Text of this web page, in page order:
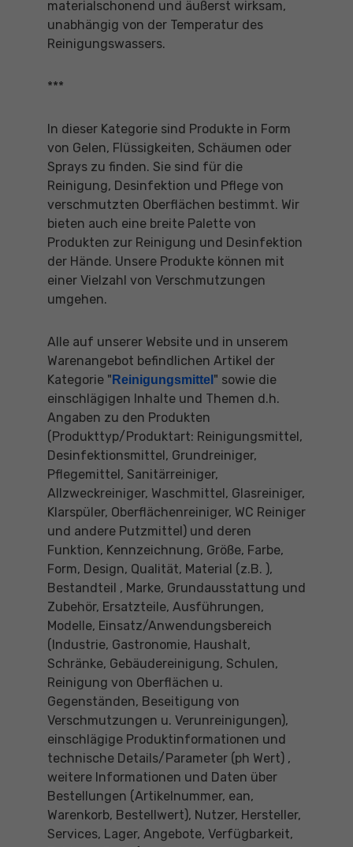
materialschonend und äußerst wirksam,
unabhängig von der Temperatur des
Reinigungswassers.
***
In dieser Kategorie sind Produkte in Form
von Gelen, Flüssigkeiten, Schäumen oder
Sprays zu finden. Sie sind für die
Reinigung, Desinfektion und Pflege von
verschmutzten Oberflächen bestimmt. Wir
bieten auch eine breite Palette von
Produkten zur Reinigung und Desinfektion
der Hände. Unsere Produkte können mit
einer Vielzahl von Verschmutzungen
umgehen.
Alle auf unserer Website und in unserem
Warenangebot befindlichen Artikel der
Kategorie " Reinigungsmittel " sowie die
einschlägigen Inhalte und Themen d.h.
Angaben zu den Produkten
(Produkttyp/Produktart: Reinigungsmittel,
Desinfektionsmittel, Grundreiniger,
Pflegemittel, Sanitärreiniger,
Allzweckreiniger, Waschmittel, Glasreiniger,
Klarspüler, Oberflächenreiniger, WC Reiniger
und andere Putzmittel) und deren
Funktion, Kennzeichnung, Größe, Farbe,
Form, Design, Qualität, Material (z.B. ),
Bestandteil , Marke, Grundausstattung und
Zubehör, Ersatzteile, Ausführungen,
Modelle, Einsatz/Anwendungsbereich
(Industrie, Gastronomie, Haushalt,
Schränke, Gebäudereinigung, Schulen,
Reinigung von Oberflächen u.
Gegenständen, Beseitigung von
Verschmutzungen u. Verunreinigungen),
einschlägige Produktinformationen und
technische Details/Parameter (ph Wert) ,
weitere Informationen und Daten über
Bestellungen (Artikelnummer, ean,
Warenkorb, Bestellwert), Nutzer, Hersteller,
Services, Lager, Angebote, Verfügbarkeit,